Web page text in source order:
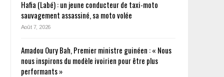
Hafia (Labé) : un jeune conducteur de taxi-moto
sauvagement assassiné, sa moto volée
Août 7, 2026
Amadou Oury Bah, Premier ministre guinéen : « Nous
nous inspirons du modèle ivoirien pour être plus
performants »